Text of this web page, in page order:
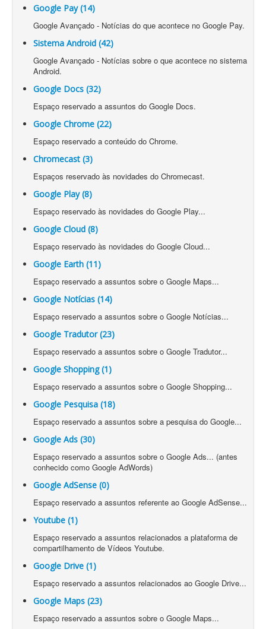
Google Pay (14)
Google Avançado - Notícias do que acontece no Google Pay.
Sistema Android (42)
Google Avançado - Notícias sobre o que acontece no sistema
Android.
Google Docs (32)
Espaço reservado a assuntos do Google Docs.
Google Chrome (22)
Espaço reservado a conteúdo do Chrome.
Chromecast (3)
Espaços reservado às novidades do Chromecast.
Google Play (8)
Espaço reservado às novidades do Google Play...
Google Cloud (8)
Espaço reservado às novidades do Google Cloud...
Google Earth (11)
Espaço reservado a assuntos sobre o Google Maps...
Google Notícias (14)
Espaço reservado a assuntos sobre o Google Notícias...
Google Tradutor (23)
Espaço reservado a assuntos sobre o Google Tradutor...
Google Shopping (1)
Espaço reservado a assuntos sobre o Google Shopping...
Google Pesquisa (18)
Espaço reservado a assuntos sobre a pesquisa do Google...
Google Ads (30)
Espaço reservado a assuntos sobre o Google Ads... (antes
conhecido como Google AdWords)
Google AdSense (0)
Espaço reservado a assuntos referente ao Google AdSense...
Youtube (1)
Espaço reservado a assuntos relacionados a plataforma de
compartilhamento de Vídeos Youtube.
Google Drive (1)
Espaço reservado a assuntos relacionados ao Google Drive...
Google Maps (23)
Espaço reservado a assuntos sobre o Google Maps...